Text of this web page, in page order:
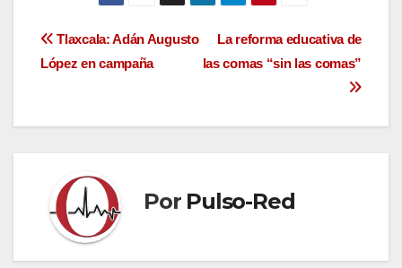
Navegación
de
entradas
La reforma educativa de
las comas “sin las comas”
Tlaxcala: Adán Augusto
López en campaña
Por Pulso-Red